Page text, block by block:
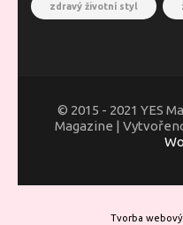
zdravý životní styl
© 2015 - 2021 YES
Magazine |
Tvorba